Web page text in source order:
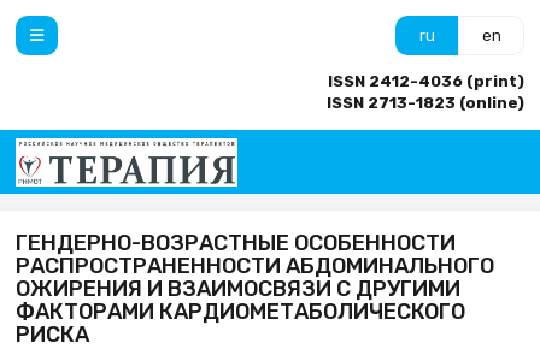
ru en
ISSN 2412-4036 (print)
ISSN 2713-1823 (online)
ГЕНДЕРНО-ВОЗРАСТНЫЕ ОСОБЕННОСТИ
РАСПРОСТРАНЕННОСТИ АБДОМИНАЛЬНОГО
ОЖИРЕНИЯ И ВЗАИМОСВЯЗИ С ДРУГИМИ
ФАКТОРАМИ КАРДИОМЕТАБОЛИЧЕСКОГО
РИСКА